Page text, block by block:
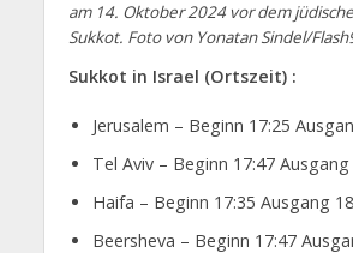
am 14. Oktober 2024 vor dem
Sukkot. Foto von Yonatan Sindel/
Sukkot in Israel (Ortszeit) :
Jerusalem – Beginn 17:25
Tel Aviv – Beginn 17:47 Ausgang
Haifa – Beginn 17:35 Ausgang
Beersheva – Beginn 17:47